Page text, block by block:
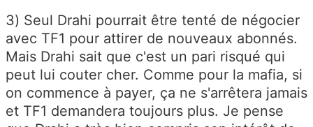
3) Seul Drahi pourrait être tenté de négocier
avec TF1 pour attirer de nouveaux abonnés.
Mais Drahi sait que c'est un pari risqué qui
peut lui couter cher. Comme pour la mafia, si
on commence à payer, ça ne s'arrêtera jamais
et TF1 demandera toujours plus. Je pense